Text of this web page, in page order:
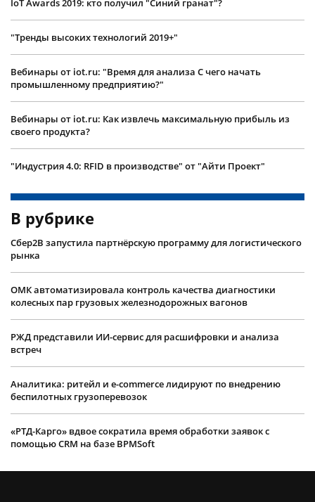
IoT Awards 2019: кто получил "Синий гранат"?
"Тренды высоких технологий 2019+"
Вебинары от iot.ru: "Время для анализа С чего начать
промышленному предприятию?"
Вебинары от iot.ru: Как извлечь максимальную прибыль из
своего продукта?
"Индустрия 4.0: RFID в производстве" от "Айти Проект"
В рубрике
Сбер2B запустила партнёрскую программу для логистического
рынка
ОМК автоматизировала контроль качества диагностики
колесных пар грузовых железнодорожных вагонов
РЖД представили ИИ-сервис для расшифровки и анализа
встреч
Аналитика: ритейл и e-commerce лидируют по внедрению
беспилотных грузоперевозок
«РТД-Карго» вдвое сократила время обработки заявок с
помощью CRM на базе BPMSoft